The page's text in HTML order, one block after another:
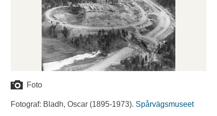
Foto
Fotograf: Bladh, Oscar (1895-1973). Spårvägsmuseet